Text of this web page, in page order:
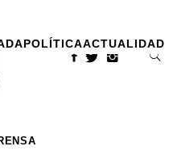
POLÍTICAACTUALIDAD